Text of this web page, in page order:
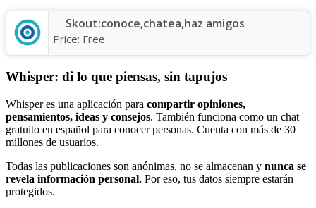
Skout:conoce,chatea,haz amigos
Price: Free
Whisper: di lo que piensas, sin tapujos
Whisper es una aplicación para compartir opiniones,
pensamientos, ideas y consejos. También funciona como un chat
gratuito en español para conocer personas. Cuenta con más de 30
millones de usuarios.
Todas las publicaciones son anónimas, no se almacenan y nunca se
revela información personal. Por eso, tus datos siempre estarán
protegidos.